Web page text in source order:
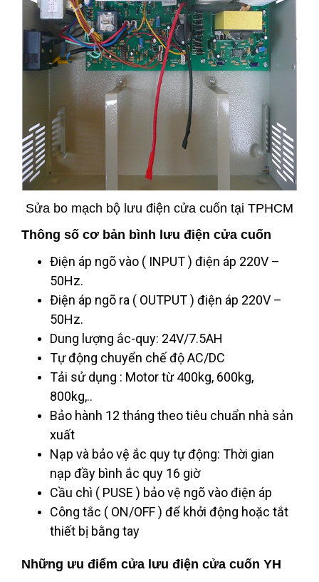
Sửa bo mạch bộ lưu điện cửa cuốn tại TPHCM
Thông số cơ bản bình lưu điện cửa cuốn
Điện áp ngõ vào ( INPUT ) điện áp 220V –
50Hz.
Điện áp ngõ ra ( OUTPUT ) điện áp 220V –
50Hz.
Dung lượng ắc-quy: 24V/7.5AH
Tự động chuyển chế độ AC/DC
Tải sử dụng : Motor từ 400kg, 600kg,
800kg,..
Bảo hành 12 tháng theo tiêu chuẩn nhà sản
xuất
Nạp và bảo vệ ắc quy tự động: Thời gian
nạp đầy bình ắc quy 16 giờ
Cầu chì ( PUSE ) bảo vệ ngõ vào điện áp
Công tắc ( ON/OFF ) để khởi động hoặc tắt
thiết bị bằng tay
Những ưu điểm cửa lưu điện cửa cuốn YH